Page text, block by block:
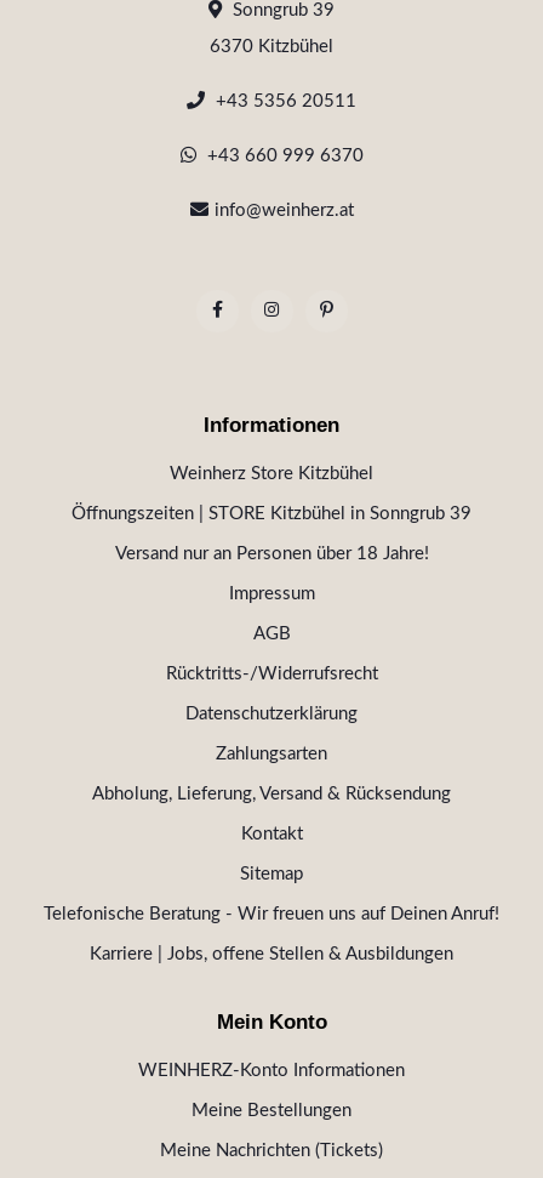
Sonngrub 39
6370 Kitzbühel
+43 5356 20511
+43 660 999 6370
info@weinherz.at
Informationen
Weinherz Store Kitzbühel
Öffnungszeiten | STORE Kitzbühel in Sonngrub 39
Versand nur an Personen über 18 Jahre!
Impressum
AGB
Rücktritts-/Widerrufsrecht
Datenschutzerklärung
Zahlungsarten
Abholung, Lieferung, Versand & Rücksendung
Kontakt
Sitemap
Telefonische Beratung - Wir freuen uns auf Deinen Anruf!
Karriere | Jobs, offene Stellen & Ausbildungen
Mein Konto
WEINHERZ-Konto Informationen
Meine Bestellungen
Meine Nachrichten (Tickets)